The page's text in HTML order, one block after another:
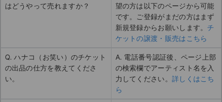
はどうやって売れますか？
望の方は以下のページから可能
です。ご登録がまだの方はまず
新規登録からお願いします。 チ
ケットの譲渡・販売はこちら
Q. ハナコ（お笑い）のチケット
の出品の仕方を教えてくださ
い。
A. 電話番号認証後、ページ上部
の検索欄でアーティスト名を入
力してください。 詳しくはこち
ら